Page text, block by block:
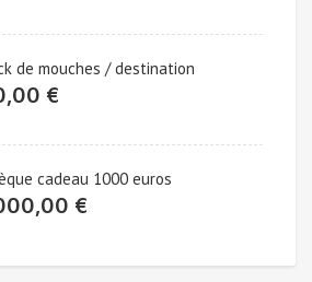
de mouches / destination
€
cadeau 1000 euros
€